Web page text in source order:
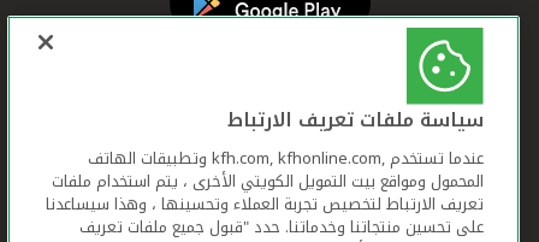
سياسة ملفات تعريف الارتباط
عندما تستخدم ,kfh.com, kfhonline.com وتطبيقات الهاتف
المحمول ومواقع بيت التمويل الكويتي الأخرى ، يتم استخدام ملفات
تعريف الارتباط لتخصيص تجربة العملاء وتحسينها ، وهذا سيساعدنا
على تحسين منتجاتنا وخدماتنا. حدد "قبول جميع ملفات تعريف